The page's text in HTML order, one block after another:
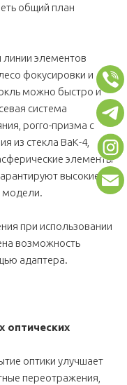
общий план
элементов
фокусировки и
можно быстро и
система
porro-призма с
из стекла ВаК-4,
элементы
высокие
модели.
при использовании
возможность
адаптера.
оптических
оптики улучшает
переотражения,